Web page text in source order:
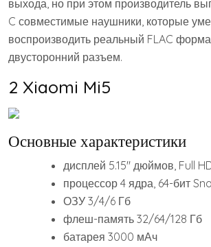
выхода, но при этом производитель
C совместимые наушники, которые
воспроизводить реальный FLAC
двусторонний разъем.
2 Xiaomi Mi5
Основные характеристики
дисплей 5.15″ дюймов, Full
процессор 4 ядра, 64-бит
ОЗУ 3/4/6 Гб
флеш-память 32/64/128 Гб
батарея 3000 мАч